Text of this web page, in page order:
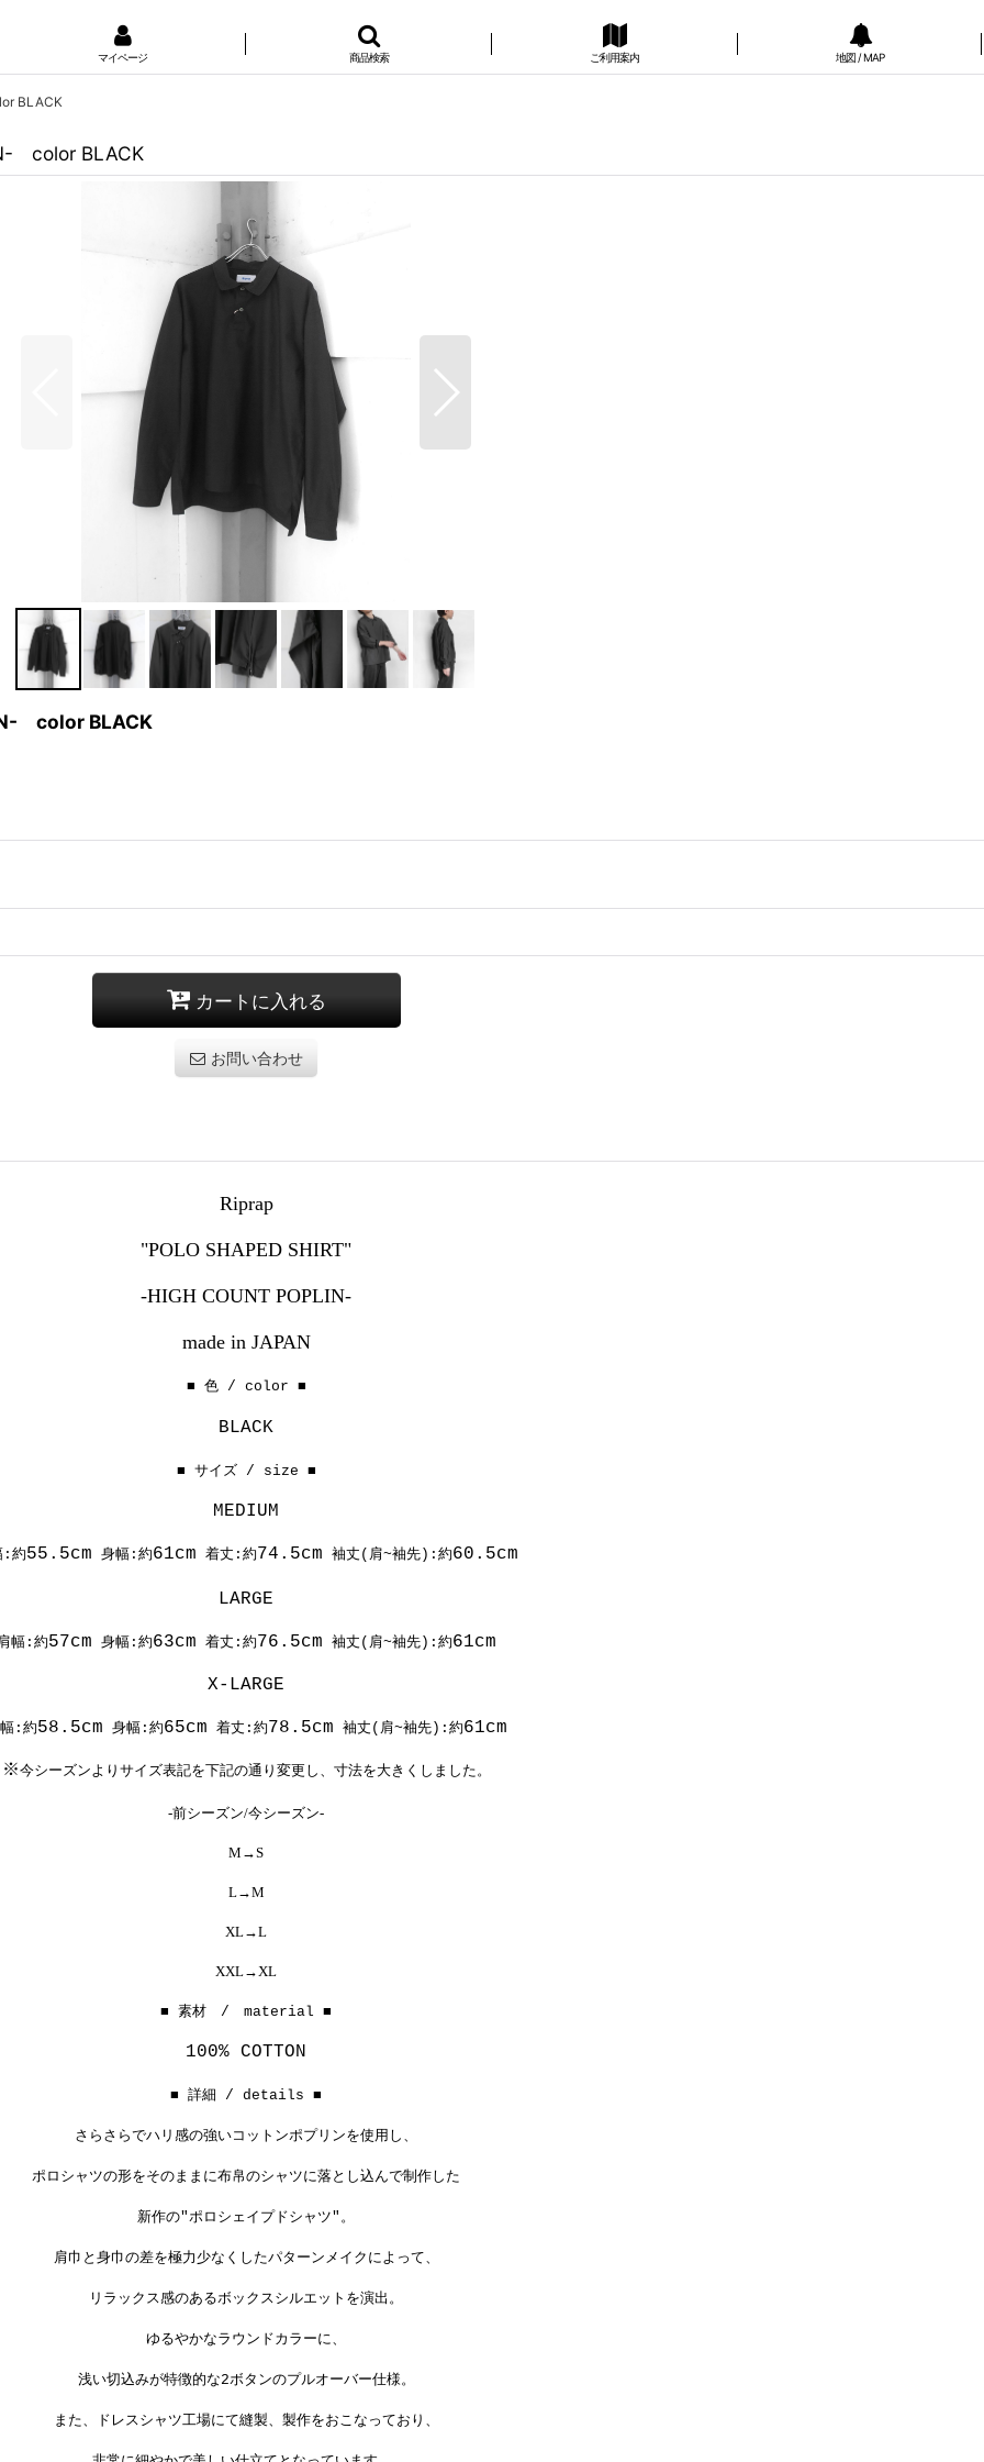
マイページ 商品検索 ご利用案内 地図 / MAP
BLACK
color BLACK
color BLACK
カートに入れる
お問い合わせ
Riprap
"POLO SHAPED SHIRT"
-HIGH COUNT POPLIN-
made in JAPAN
■ 色 / color ■
BLACK
■ サイズ / size ■
MEDIUM
:約55.5cm 身幅:約61cm 着丈:約74.5cm 袖丈(肩~袖先):約60.5cm
LARGE
幅:約57cm 身幅:約63cm 着丈:約76.5cm 袖丈(肩~袖先):約61cm
X-LARGE
:約58.5cm 身幅:約65cm 着丈:約78.5cm 袖丈(肩~袖先):約61cm
※今シーズンよりサイズ表記を下記の通り変更し、寸法を大きくしました。
-前シーズン/今シーズン-
M→S
L→M
XL→L
XXL→XL
■ 素材 / material ■
100% COTTON
■ 詳細 / details ■
さらさらでハリ感の強いコットンポプリンを使用し、
ポロシャツの形をそのままに布帛のシャツに落とし込んで制作した
新作の"ポロシェイプドシャツ"。
肩巾と身巾の差を極力少なくしたパターンメイクによって、
リラックス感のあるボックスシルエットを演出。
ゆるやかなラウンドカラーに、
浅い切込みが特徴的な2ボタンのプルオーバー仕様。
また、ドレスシャツ工場にて縫製、製作をおこなっており、